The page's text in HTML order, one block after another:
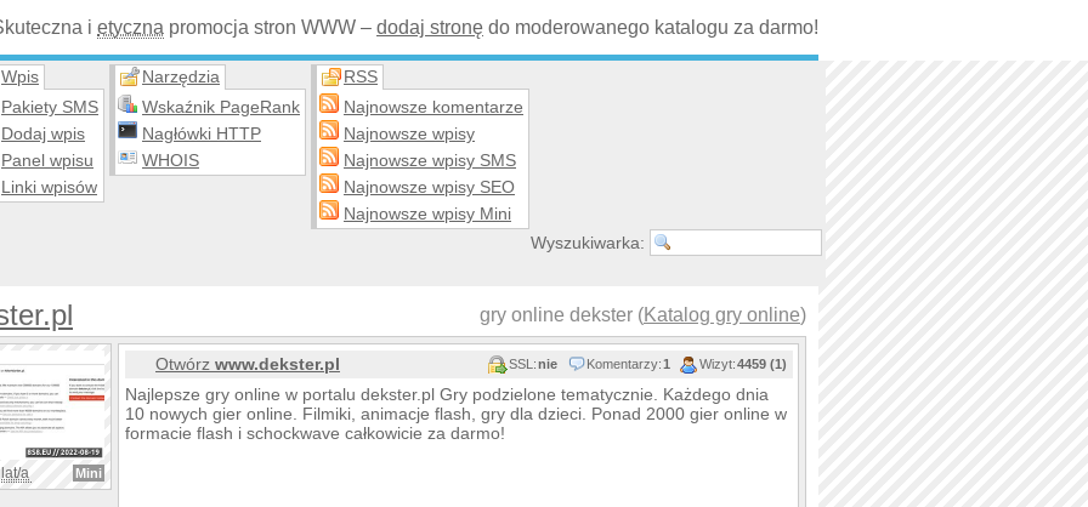
i etyczna promocja stron WWW – dodaj stronę do moderowanego katalogu za darmo!
Wpis
Pakiety SMS
Dodaj wpis
Panel wpisu
Linki wpisów
Narzędzia
Wskaźnik PageRank
Nagłówki HTTP
WHOIS
RSS
Najnowsze komentarze
Najnowsze wpisy
Najnowsze wpisy SMS
Najnowsze wpisy SEO
Najnowsze wpisy Mini
Wyszukiwarka:
gry online dekster (Katalog gry online)
a Mini
Otwórz www.dekster.pl SSL:nie Komentarzy:1 Wizyt:4459 (1)
Najlepsze gry online w portalu dekster.pl Gry podzielone tematycznie. Każdego dnia
10 nowych gier online. Filmiki, animacje flash, gry dla dzieci. Ponad 2000 gier online w
formacie flash i schockwave całkowicie za darmo!